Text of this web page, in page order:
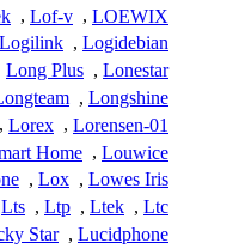
LOEWIX
,
Lof-v
,
Logidebian
,
Logilink
Lonestar
,
Long Plus
Longshine
,
Lorensen-01
,
Lorex
,
Louwice
,
Home
Lowes Iris
,
Lox
,
Ltc
,
Ltek
,
Ltp
,
Lts
Lucidphone
,
Star